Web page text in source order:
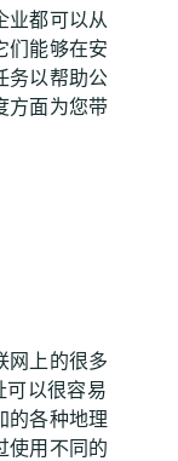
业都可以从
们能够在安
务以帮助公
方面为您带
网上的很多
可以很容易
的各种地理
使用不同的